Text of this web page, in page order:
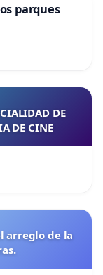
parques
DE
DE CINE
arreglo de la